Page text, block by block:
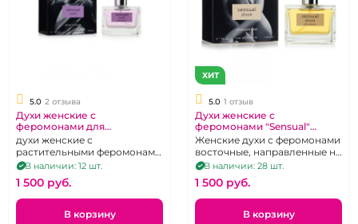
5.0 2 отзыва
Духи женские с
феромонами для
привлечения мужчин
"Sensual" Touch
духи женские с
растительными феромонами
Цеветин, 55 мл
В наличии: 12 шт.
1 500 pуб.
В корзину
ХИТ
5.0 1 отзыв
Духи женские с
феромонами "Sensual"
Dream 55 мл
Женские духи с феромонами
восточные, направленные на
привлечение внимания
противоположного пола,
усиление сексуального
влечения.
В наличии: 28 шт.
1 500 pуб.
В корзину